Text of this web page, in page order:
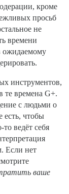
кроме
просьб
не
времени
ожидаемому
инструментов,
те времена G+.
с людьми о
чтобы
ведёт себя
Если нет
ваше